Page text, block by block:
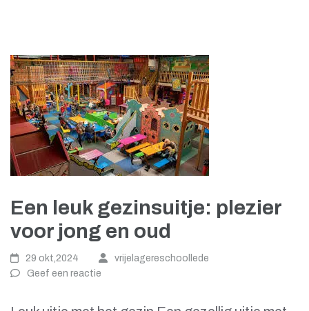
Een leuk gezinsuitje: plezier
voor jong en oud
29 okt,2024
vrijelagereschoollede
Geef een reactie